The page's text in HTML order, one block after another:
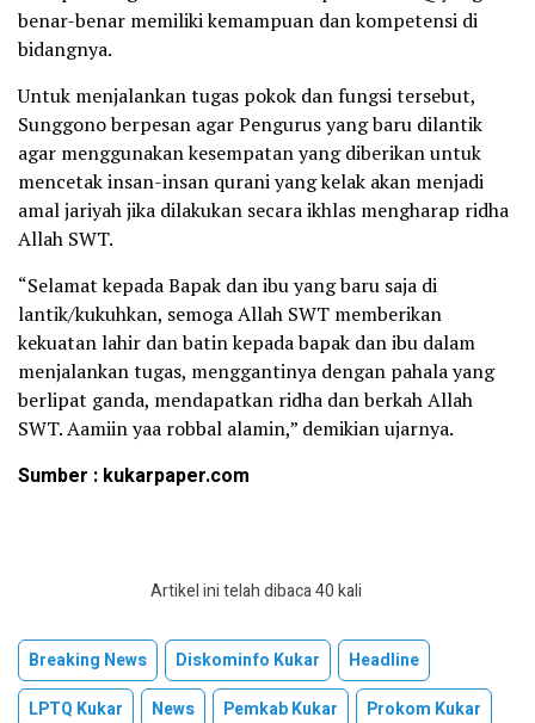
benar-benar memiliki kemampuan dan kompetensi di
bidangnya.
Untuk menjalankan tugas pokok dan fungsi tersebut,
Sunggono berpesan agar Pengurus yang baru dilantik
agar menggunakan kesempatan yang diberikan untuk
mencetak insan-insan qurani yang kelak akan menjadi
amal jariyah jika dilakukan secara ikhlas mengharap ridha
Allah SWT.
“Selamat kepada Bapak dan ibu yang baru saja di
lantik/kukuhkan, semoga Allah SWT memberikan
kekuatan lahir dan batin kepada bapak dan ibu dalam
menjalankan tugas, menggantinya dengan pahala yang
berlipat ganda, mendapatkan ridha dan berkah Allah
SWT. Aamiin yaa robbal alamin,” demikian ujarnya.
Sumber : kukarpaper.com
Artikel ini telah dibaca 40 kali
Breaking News Diskominfo Kukar
Headline
LPTQ Kukar
News Pemkab Kukar
Prokom Kukar